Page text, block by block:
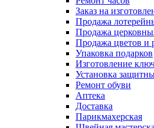
Заказ на
Продажа
Продажа
Продажа цветов и
Упаковка подарков
Изготовление
Установка
Ремонт обуви
Аптека
Доставка
Парикмахерская